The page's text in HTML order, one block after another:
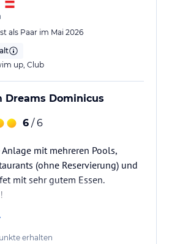
als Paar im Mai 2026
up, Club
Dreams Dominicus
6 / 6
mit mehreren Pools,
(ohne Reservierung) und
mit sehr gutem Essen.
erhalten